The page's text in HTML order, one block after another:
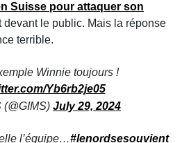
Suisse pour attaquer son
devant le public. Mais la réponse
terrible.
Winnie toujours !
Yb6rb2je05
July 29, 2024
l’équipe…#lenordsesouvient